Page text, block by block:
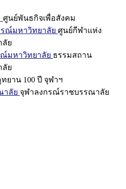
ศูนย์พันธกิจเพื่อสังคม
ณ์มหาวิทยาลัย ศูนย์กีฬาแห่ง
ลัย
มหาวิทยาลัย ธรรมสถาน
ลัย
ทยาน 100 ปี จุฬาฯ
าลัย จุฬาลงกรณ์ราชบรรณาลัย